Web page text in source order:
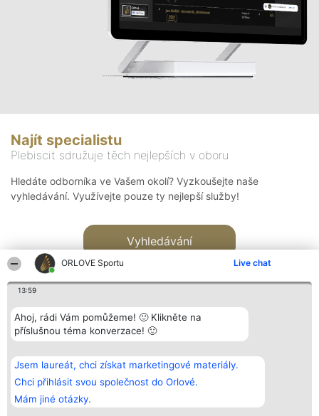
ORLOVE Sportu Live chat
13:59
Ahoj, rádi Vám pomůžeme! 🙂 Klikněte na
příslušnou téma konverzace! 🙂
Jsem laureát, chci získat marketingové materiály.
Chci přihlásit svou společnost do Orlové.
Mám jiné otázky.
Najít specialistu
Plebiscit sdružuje těch nejlepších v oboru
Hledáte odborníka ve Vašem okolí? Vyzkoušejte naše
vyhledávání. Využívejte pouze ty nejlepší služby!
Vyhledávání
Bright Side Solutions sp. z o.
o. sp. k.
ul. Ruska 22
Wrocław 50-079
KRS 0000749100 | Regon
381313360 | NIP 8943132676
Vítězové
Seznam všech
laureátů
Zásady
Zásady
Kontakt